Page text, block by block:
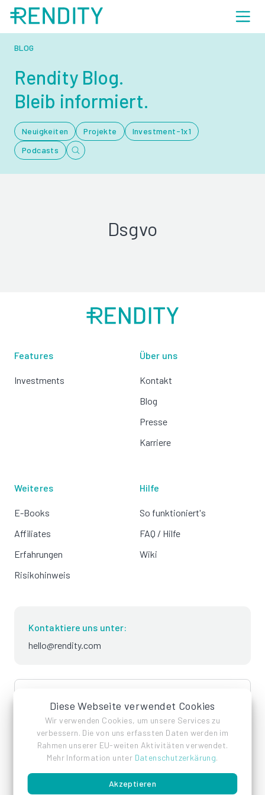
Diese Webseite verwendet Cookies
Wir verwenden Cookies, um unsere Services zu
verbessern. Die von uns erfassten Daten werden im
Rahmen unserer EU-weiten Aktivitäten verwendet.
Mehr Information unter Datenschutzerkärung.
Akzeptieren
BLOG
Rendity Blog.
Bleib informiert.
Neuigkeiten Projekte
Investment-1x1
Podcasts
Dsgvo
Features
Investments
Über uns
Kontakt
Blog
Presse
Karriere
Weiteres
E-Books
Affiliates
Erfahrungen
Risikohinweis
Hilfe
So funktioniert's
FAQ / Hilfe
Wiki
Kontaktiere uns unter:
hello@rendity.com
language
ImpressumDatenschutzAGB